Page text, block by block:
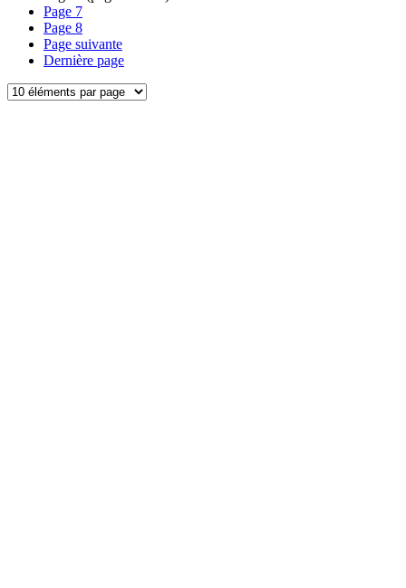
Page 7
Page 8
Page suivante
Dernière page